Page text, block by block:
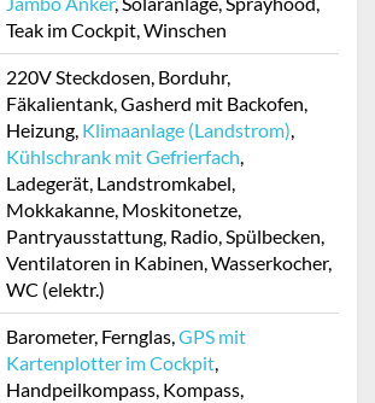
Teak im Cockpit, Winschen
220V Steckdosen, Borduhr,
Fäkalientank, Gasherd mit Backofen,
Heizung, Klimaanlage (Landstrom),
Kühlschrank mit Gefrierfach,
Ladegerät, Landstromkabel,
Mokkakanne, Moskitonetze,
Pantryausstattung, Radio, Spülbecken,
Ventilatoren in Kabinen, Wasserkocher,
WC (elektr.)
Barometer, Fernglas,GPS mit
Kartenplotter im Cockpit,
Handpeilkompass, Kompass,